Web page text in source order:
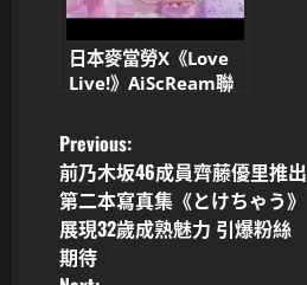
日本麥當勞X《Love
Live!》AiScReam聯
你吃照燒雞腿堡
P
o
s
Previous:
前乃木坂46成員齊藤優里推出
第二本寫真集《とけちゃう》
展現32歲成熟魅力 引爆粉絲
期待